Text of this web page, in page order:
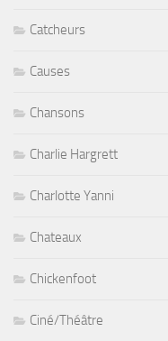
Catcheurs
Causes
Chansons
Charlie Hargrett
Charlotte Yanni
Chateaux
Chickenfoot
Ciné/Théâtre